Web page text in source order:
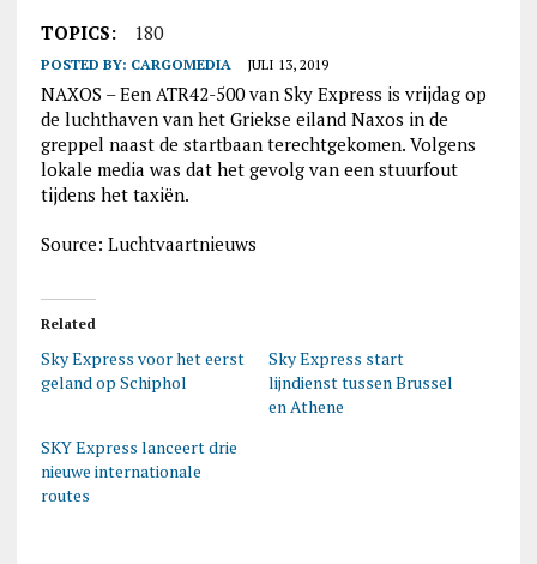
TOPICS: 180
POSTED BY: CARGOMEDIA JULI 13, 2019
NAXOS – Een ATR42-500 van Sky Express is vrijdag op
de luchthaven van het Griekse eiland Naxos in de
greppel naast de startbaan terechtgekomen. Volgens
lokale media was dat het gevolg van een stuurfout
tijdens het taxiën.
Source: Luchtvaartnieuws
Related
Sky Express voor het eerst
geland op Schiphol
Sky Express start
lijndienst tussen Brussel
en Athene
SKY Express lanceert drie
nieuwe internationale
routes